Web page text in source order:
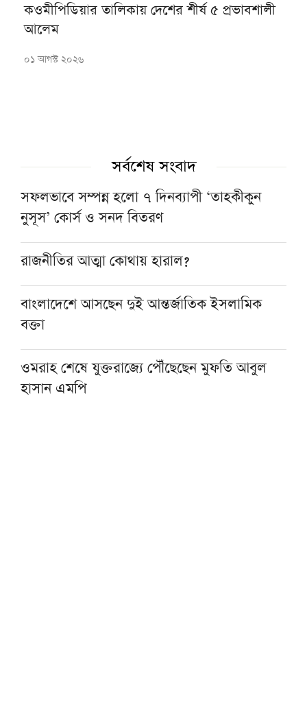
কওমীপিডিয়ার তালিকায় দেশের শীর্ষ ৫ প্রভাবশালী
আলেম
০১ আগস্ট ২০২৬
সর্বশেষ সংবাদ
সফলভাবে সম্পন্ন হলো ৭ দিনব্যাপী ‘তাহকীকুন
নুসূস’ কোর্স ও সনদ বিতরণ
রাজনীতির আত্মা কোথায় হারাল?
বাংলাদেশে আসছেন দুই আন্তর্জাতিক ইসলামিক
বক্তা
ওমরাহ শেষে যুক্তরাজ্যে পৌঁছেছেন মুফতি আবুল
হাসান এমপি